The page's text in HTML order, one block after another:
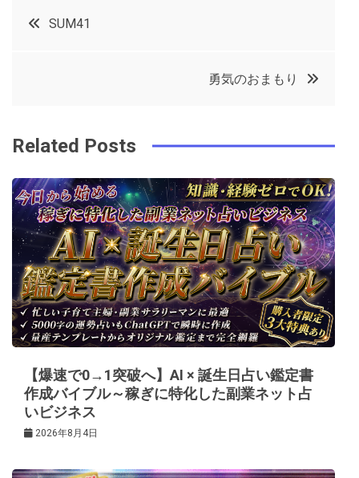
k
t
t
投
ビ
ゲ
ー
シ
ョ
ン
SUM41
勇気のおまもり
Related Posts
【爆速で0→1突破へ】AI × 誕生日占い鑑定書
作成バイブル～稼ぎに特化した副業ネット占
いビジネス
2026年8月4日